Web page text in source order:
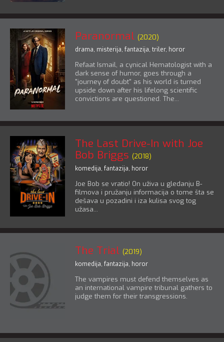
Paranormal (2020)
drama, misterija, fantazija, triler, horor
Refaat Ismail, a cynical Hematologist with a
dark sense of humor, goes through a
"journey of doubt" as his world is turned
upside down after his lifelong scientific
convictions are questioned. The...
The Last Drive-In with Joe
Bob Briggs (2018)
komedija, fantazija, horor
Joe Bob se vratio! On uživa u gledanju B-
filmova i pružanju informacija o tome šta se
dešava u pozadini i iza kulisa svog tog
užasa...
The Trial (2019)
komedija, fantazija, horor
The vampires must defend themselves as
an international vampire tribunal gathers to
judge them for their transgressions.